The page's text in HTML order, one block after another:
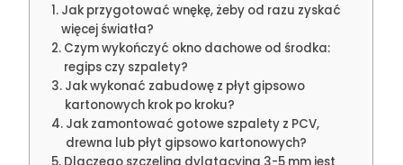
Jak przygotować wnękę, żeby od razu zyskać
więcej światła?
Czym wykończyć okno dachowe od środka:
regips czy szpalety?
Jak wykonać zabudowę z płyt gipsowo
kartonowych krok po kroku?
Jak zamontować gotowe szpalety z PCV,
drewna lub płyt gipsowo kartonowych?